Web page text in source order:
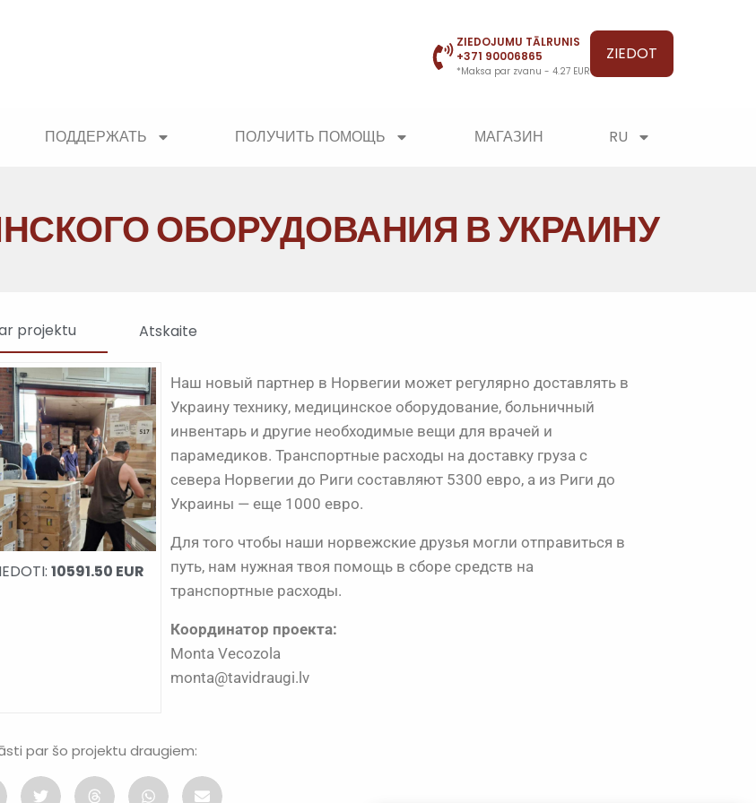
ZIEDOJUMU TĀLRUNIS
+371 90006865
*Maksa par zvanu - 4.27 EUR
ZIEDOT
ПОДДЕРЖАТЬ ПОЛУЧИТЬ ПОМОЩЬ МАГАЗИН RU
ОБОРУДОВАНИЯ В УКРАИНУ
projektu Atskaite
10591.50 EUR
Наш новый партнер в Норвегии может регулярно доставлять в
Украину технику, медицинское оборудование, больничный
инвентарь и другие необходимые вещи для врачей и
парамедиков. Транспортные расходы на доставку груза с
севера Норвегии до Риги составляют 5300 евро, а из Риги до
Украины — еще 1000 евро.
Для того чтобы наши норвежские друзья могли отправиться в
путь, нам нужная твоя помощь в сборе средств на
транспортные расходы.
Координатор проекта:
Monta Vecozola
monta@tavidraugi.lv
par šo projektu draugiem: